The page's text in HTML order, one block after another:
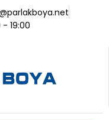
19:00